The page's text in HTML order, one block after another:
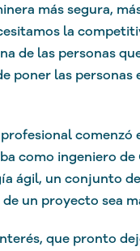
más segura,
la
de las personas
poner las personas
comenzó
como ingeniero
ágil, un conjunto
un proyecto sea
que pronto